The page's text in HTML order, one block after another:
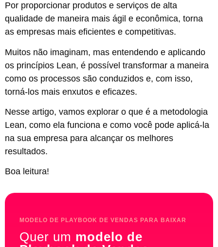
Por proporcionar produtos e serviços de alta
qualidade de maneira mais ágil e econômica, torna
as empresas mais eficientes e competitivas.
Muitos não imaginam, mas entendendo e aplicando
os princípios Lean, é possível transformar a maneira
como os processos são conduzidos e, com isso,
torná-los mais enxutos e eficazes.
Nesse artigo, vamos explorar o que é a metodologia
Lean, como ela funciona e como você pode aplicá-la
na sua empresa para alcançar os melhores
resultados.
Boa leitura!
MODELO DE PLAYBOOK DE VENDAS PARA BAIXAR
Quer um modelo de